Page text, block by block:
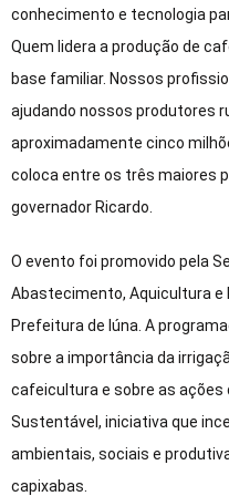
conhecimento e tecnologia
Quem lidera a produção de
base familiar. Nossos
ajudando nossos produtores
aproximadamente cinco
coloca entre os três maiores
governador Ricardo.
O evento foi promovido pela
Abastecimento, Aquicultura e
Prefeitura de Iúna. A
sobre a importância da
cafeicultura e sobre as ações
Sustentável, iniciativa que
ambientais, sociais e
capixabas.